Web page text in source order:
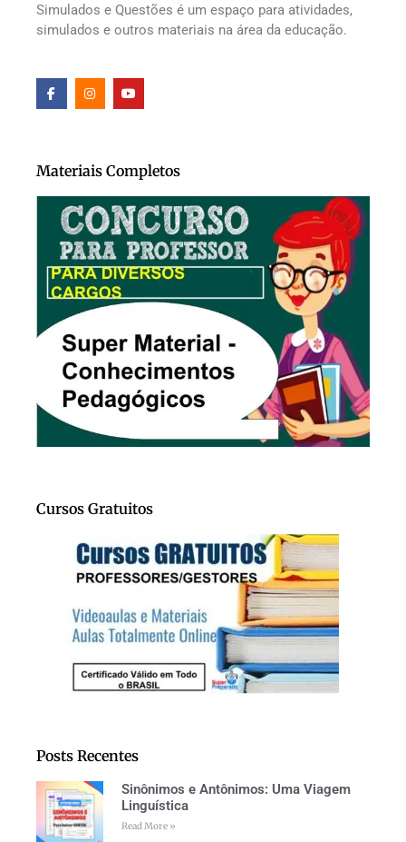
Simulados e Questões é um espaço para atividades,
simulados e outros materiais na área da educação.
Materiais Completos
Cursos Gratuitos
Posts Recentes
Sinônimos e Antônimos: Uma Viagem
Linguística
Read More »